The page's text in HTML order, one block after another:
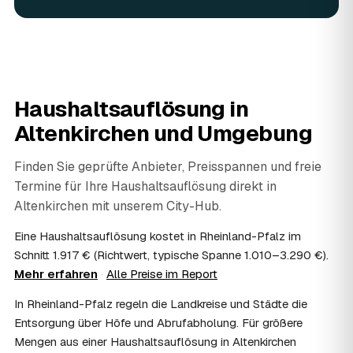
aussortiert und Ihnen übergeben, statt entsorgt zu
ohne Aufsehen, unauffällige Fahrzeuge sind möglich und
persönliche Gegenstände werden respektvoll behandelt.
Gerade nach einem Trauerfall in Altenkirchen bleibt alles
07 Ist die Haushaltsauflösung im Nachlass
steuerlich absetzbar?
Häufig ja: Im Nachlass können die Kosten einer
Erbschaftsteuer mindern, bei vermieteten Objekten teils
als Werbungskosten. Sie erhalten eine ordentliche
Rechnung als Beleg. Verbindlich klärt das Ihr
08 Muss ich als Erbe in Altenkirchen vor Ort
anwesend sein?
Nein, Sie müssen nicht durchgängig anwesend sein. Viele
Haushaltsauflösung in
Altenkirchen und Umgebung
Finden Sie geprüfte Anbieter, Preisspannen und freie
Termine für Ihre Haushaltsauflösung direkt in
Altenkirchen mit unserem City-Hub.
Eine Haushaltsauflösung kostet in Rheinland-Pfalz im
Schnitt 1.917 € (Richtwert, typische Spanne 1.010–3.290 €).
Mehr erfahren · Alle Preise im Report
In Rheinland-Pfalz regeln die Landkreise und Städte die
Entsorgung über Höfe und Abrufabholung. Für größere
Mengen aus einer Haushaltsauflösung in Altenkirchen